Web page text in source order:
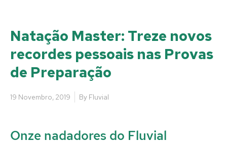
Natação Master: Treze novos
recordes pessoais nas Provas
de Preparação
19 Novembro, 2019 By Fluvial
Onze nadadores do Fluvial